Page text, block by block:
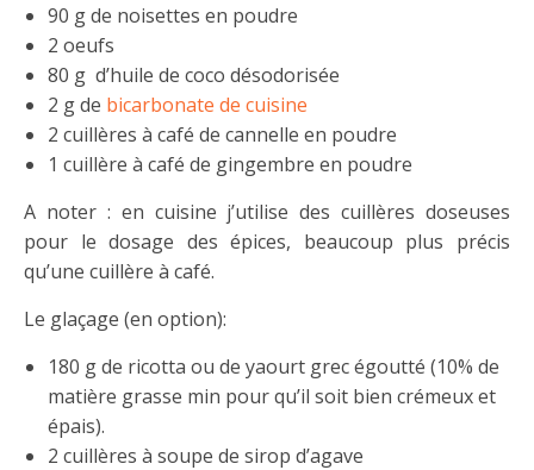
90 g de noisettes en poudre
2 oeufs
80 g d’huile de coco désodorisée
2 g de bicarbonate de cuisine
2 cuillères à café de cannelle en poudre
1 cuillère à café de gingembre en poudre
A noter : en cuisine j’utilise des cuillères doseuses
pour le dosage des épices, beaucoup plus précis
qu’une cuillère à café.
Le glaçage (en option):
180 g de ricotta ou de yaourt grec égoutté (10% de
matière grasse min pour qu’il soit bien crémeux et
épais).
2 cuillères à soupe de sirop d’agave